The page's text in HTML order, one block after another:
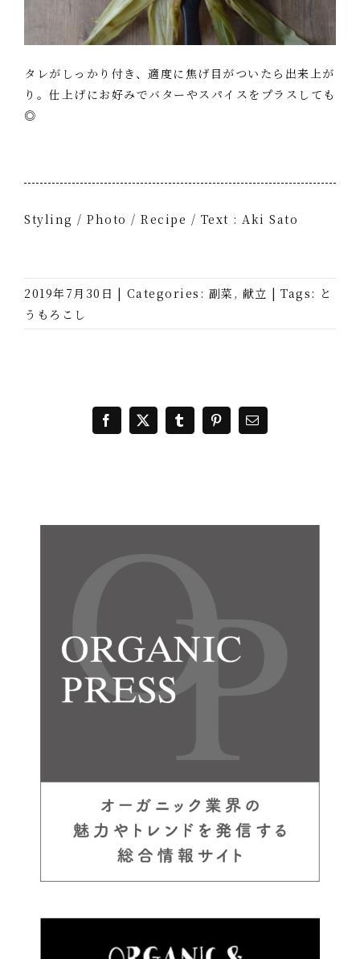
タレがしっかり付き、適度に焦げ目がついたら出来上が
り。仕上げにお好みでバターやスパイスをプラスしても
◎
Styling / Photo / Recipe / Text : Aki Sato
2019年7月30日 | Categories: 副菜 , 献立 | Tags: と
うもろこし
Facebook
X TumblrPinterest
電